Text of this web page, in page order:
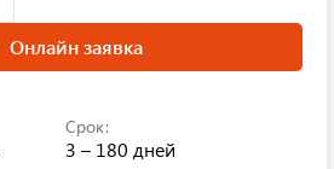
Онлайн заявка
Срок:
3 – 180 дней